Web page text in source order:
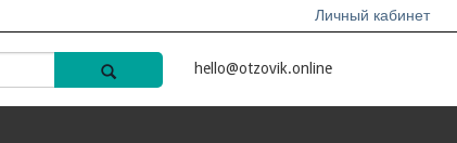
Личный кабинет
hello@otzovik.online